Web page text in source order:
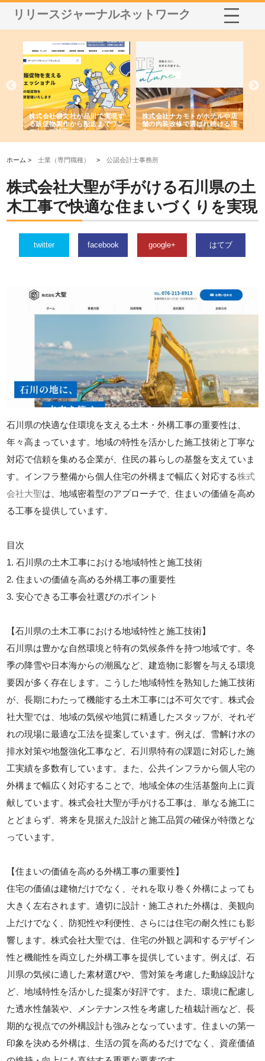
リリースジャーナルネットワーク
株式会社耕文社が品川で実現す
る販促物製作から配送までワン
ストップ対応
株式会社ナカモトがホテルや店
舗の内装改修で選ばれ続ける理
由
ホーム >士業（専門職種） >公認会計士事務所
株式会社大聖が手がける石川県の土
木工事で快適な住まいづくりを実現
twitter facebook google+ はてブ
石川県の快適な住環境を支える土木・外構工事の重要性は、
年々高まっています。地域の特性を活かした施工技術と丁寧な
対応で信頼を集める企業が、住民の暮らしの基盤を支えていま
す。インフラ整備から個人住宅の外構まで幅広く対応する株式
会社大聖は、地域密着型のアプローチで、住まいの価値を高め
る工事を提供しています。
目次
1. 石川県の土木工事における地域特性と施工技術
2. 住まいの価値を高める外構工事の重要性
3. 安心できる工事会社選びのポイント
【石川県の土木工事における地域特性と施工技術】
石川県は豊かな自然環境と特有の気候条件を持つ地域です。冬
季の降雪や日本海からの潮風など、建造物に影響を与える環境
要因が多く存在します。こうした地域特性を熟知した施工技術
が、長期にわたって機能する土木工事には不可欠です。株式会
社大聖では、地域の気候や地質に精通したスタッフが、それぞ
れの現場に最適な工法を提案しています。例えば、雪解け水の
排水対策や地盤強化工事など、石川県特有の課題に対応した施
工実績を多数有しています。また、公共インフラから個人宅の
外構まで幅広く対応することで、地域全体の生活基盤向上に貢
献しています。株式会社大聖が手がける工事は、単なる施工に
とどまらず、将来を見据えた設計と施工品質の確保が特徴とな
っています。
【住まいの価値を高める外構工事の重要性】
住宅の価値は建物だけでなく、それを取り巻く外構によっても
大きく左右されます。適切に設計・施工された外構は、美観向
上だけでなく、防犯性や利便性、さらには住宅の耐久性にも影
響します。株式会社大聖では、住宅の外観と調和するデザイン
性と機能性を両立した外構工事を提供しています。例えば、石
川県の気候に適した素材選びや、雪対策を考慮した動線設計な
ど、地域特性を活かした提案が好評です。また、環境に配慮し
た透水性舗装や、メンテナンス性を考慮した植栽計画など、長
期的な視点での外構設計も強みとなっています。住まいの第一
印象を決める外構は、生活の質を高めるだけでなく、資産価値